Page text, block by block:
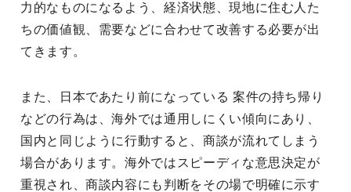
力的なものになるよう、経済状態、現地に住む人た
ちの価値観、需要などに合わせて改善する必要が出
てきます。
また、日本であたり前になっている 案件の持ち帰り
などの行為は、海外では通用しにくい傾向にあり、
国内と同じように行動すると、商談が流れてしまう
場合があります。海外ではスピーディな意思決定が
重視され、商談内容にも判断をその場で明確に示す